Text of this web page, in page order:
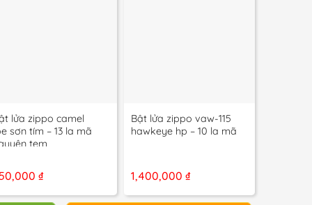
lửa zippo camel
sơn tím – 13 la mã
tem
₫
Bật lửa zippo vaw-115
hawkeye hp – 10 la mã
1,400,000 ₫